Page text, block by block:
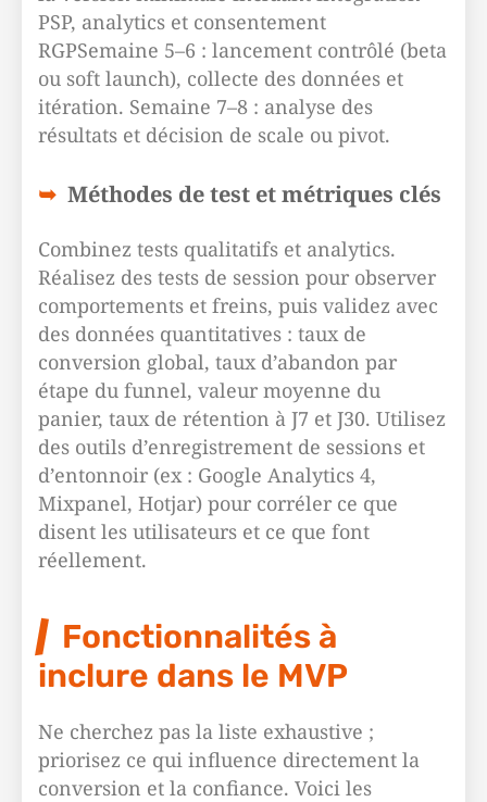
PSP, analytics et consentement
RGPSemaine 5–6 : lancement contrôlé (beta
ou soft launch), collecte des données et
itération. Semaine 7–8 : analyse des
résultats et décision de scale ou pivot.
Méthodes de test et métriques clés
Combinez tests qualitatifs et analytics.
Réalisez des tests de session pour observer
comportements et freins, puis validez avec
des données quantitatives : taux de
conversion global, taux d’abandon par
étape du funnel, valeur moyenne du
panier, taux de rétention à J7 et J30. Utilisez
des outils d’enregistrement de sessions et
d’entonnoir (ex : Google Analytics 4,
Mixpanel, Hotjar) pour corréler ce que
disent les utilisateurs et ce que font
réellement.
Fonctionnalités à
inclure dans le MVP
Ne cherchez pas la liste exhaustive ;
priorisez ce qui influence directement la
conversion et la confiance. Voici les